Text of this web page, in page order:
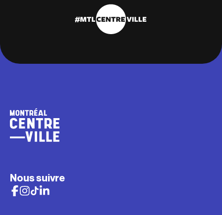
Nous suivre